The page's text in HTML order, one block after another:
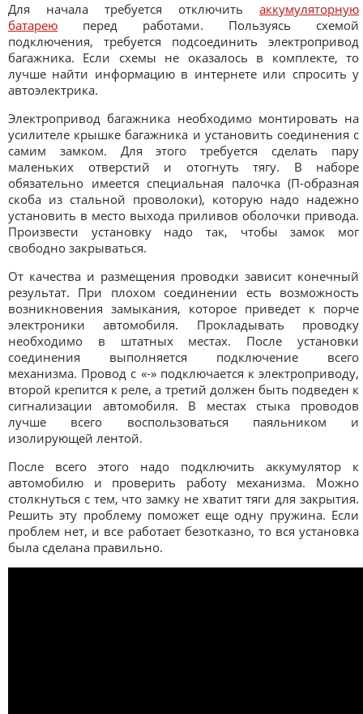
Для начала требуется отключить аккумуляторную
батарею перед работами. Пользуясь схемой
подключения, требуется подсоединить электропривод
багажника. Если схемы не оказалось в комплекте, то
лучше найти информацию в интернете или спросить у
автоэлектрика.
Электропривод багажника необходимо монтировать на
усилителе крышке багажника и установить соединения с
самим замком. Для этого требуется сделать пару
маленьких отверстий и отогнуть тягу. В наборе
обязательно имеется специальная палочка (П-образная
скоба из стальной проволоки), которую надо надежно
установить в место выхода приливов оболочки привода.
Произвести установку надо так, чтобы замок мог
свободно закрываться.
От качества и размещения проводки зависит конечный
результат. При плохом соединении есть возможность
возникновения замыкания, которое приведет к порче
электроники автомобиля. Прокладывать проводку
необходимо в штатных местах. После установки
соединения выполняется подключение всего
механизма. Провод с «-» подключается к электроприводу,
второй крепится к реле, а третий должен быть подведен к
сигнализации автомобиля. В местах стыка проводов
лучше всего воспользоваться паяльником и
изолирующей лентой.
После всего этого надо подключить аккумулятор к
автомобилю и проверить работу механизма. Можно
столкнуться с тем, что замку не хватит тяги для закрытия.
Решить эту проблему поможет еще одну пружина. Если
проблем нет, и все работает безотказно, то вся установка
была сделана правильно.